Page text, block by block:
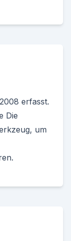
erfasst.
Die
um